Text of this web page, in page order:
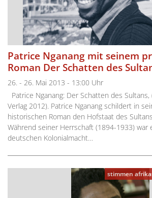
Patrice Nganang mit seinem
Roman Der Schatten des
26. - 26. Mai 2013 - 13:00 Uhr
Patrice Nganang: Der Schatten des
Verlag 2012). Patrice Nganang schildert in
historischen Roman den Hofstaat des
Während seiner Herrschaft (1894-1933) war
deutschen Kolonialmacht…
stimmen